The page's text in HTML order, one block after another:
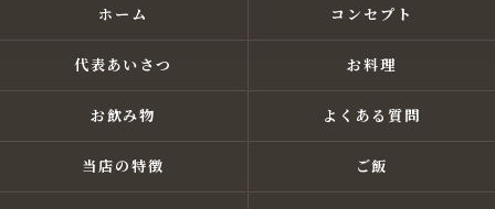
ホーム コンセプト
代表あいさつ お料理
お飲み物 よくある質問
当店の特徴 ご飯